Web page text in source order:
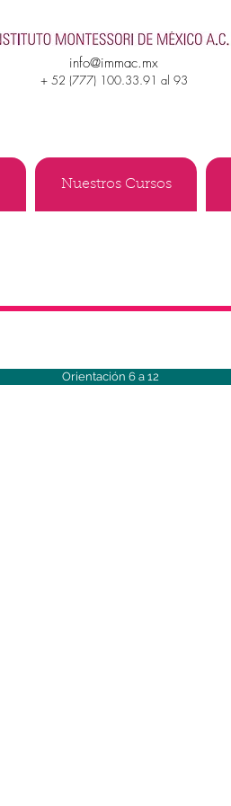
info@immac.mx
+ 52 (777) 100.33.91 al 93
Nuestros Cursos
Orientación 6 a 12